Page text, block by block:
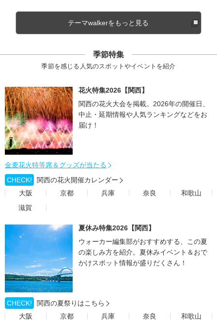
テーマwalkerをもっと見る
季節特集
季節を感じる人気のスポットやイベントを紹介
花火特集2026【関西】
関西の花火大会を掲載。2026年の開催日、
中止・延期情報や人気ランキングなどをお
届け！
金麦花火特等席＆グッズが当たる
CHECK!
関西の花火開催カレンダー
大阪
京都 兵庫 奈良
和歌山
滋賀
夏休み特集2026【関西】
ウォーカー編集部がおすすめする、この夏
の楽しみ方を紹介。夏休みイベント＆おで
かけスポット情報が盛りだくさん！
CHECK!
関西の夏祭りはこちら
大阪
京都 兵庫 奈良
和歌山